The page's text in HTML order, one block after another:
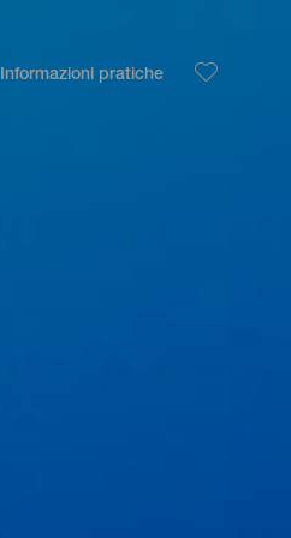
Informazioni pratiche